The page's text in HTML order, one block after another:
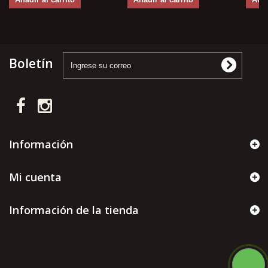
Boletín
Información
Mi cuenta
Información de la tienda